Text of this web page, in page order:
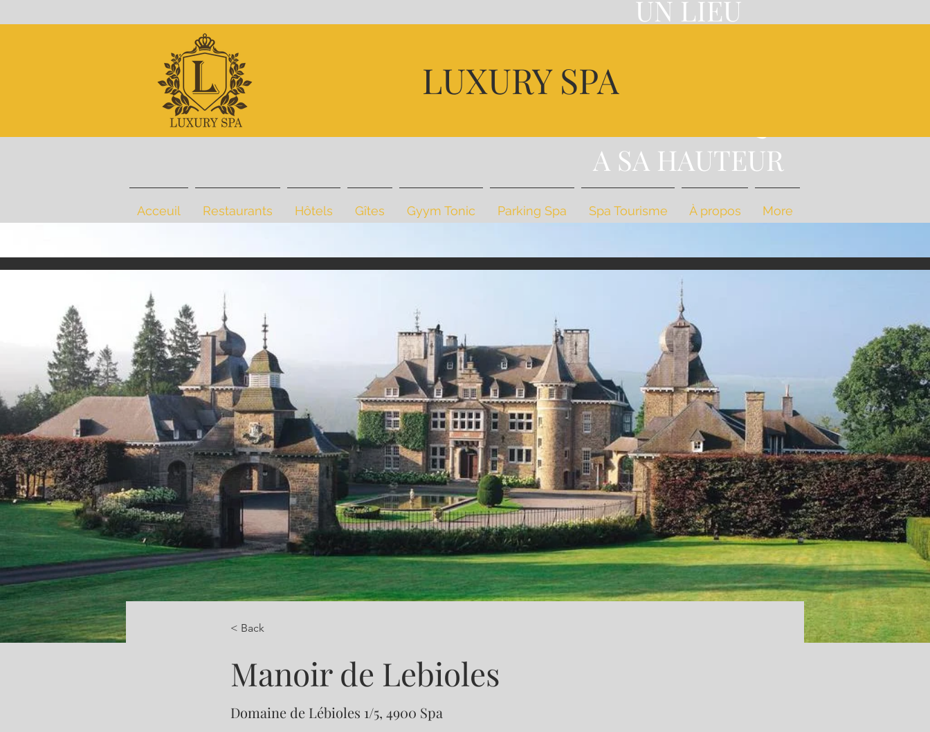
LUXURY SPA
Acceuil Restaurants Hôtels Gîtes Gyym Tonic Parking Spa Spa Tourisme À propos More
< Back
Manoir de Lebioles
Domaine de Lébioles 1/5, 4900 Spa
UN LIEU
UNE CUISINE
A SA HAUTEUR